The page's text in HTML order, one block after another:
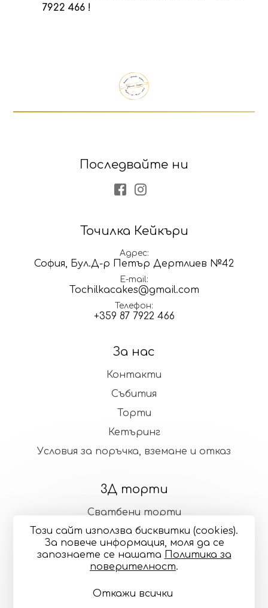
7922 466 !
За нас
Контакти
Събития
Торти
Кетъринг
Условия за поръчка, вземане и отказ
3Д торти
Сватбени торти
Стандартни торти
Точилка Кейкъри
Адрес
София, Бул.Д-р Петър Дертлиев №42
E-mail
Tochilkacakes@gmail.com
Телефон
+359 87 7922 466
Последвайте ни
Facebook
Онлайн разрешаване на спорове
Този сайт използва бисквитки (cookies).
За повече информация, моля да се
запознаете се нашaтa Политика за
поверителност.
Откажи всички